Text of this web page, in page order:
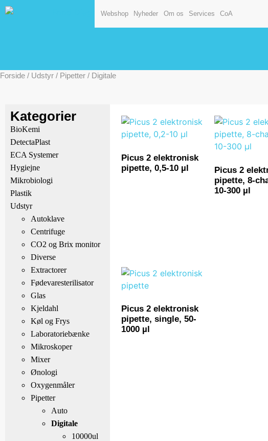
Webshop Nyheder Om os Services CoA
Forside / Udstyr / Pipetter / Digitale
Kategorier
BioKemi
DetectaPlast
ECA Systemer
Hygiejne
Mikrobiologi
Plastik
Udstyr
Autoklave
Centrifuge
CO2 og Brix monitor
Diverse
Extractorer
Fødevaresterilisator
Glas
Kjeldahl
Køl og Frys
Laboratoriebænke
Mikroskoper
Mixer
Ønologi
Oxygenmåler
Pipetter
Auto
Digitale
10000ul
Picus 2 elektronisk
pipette, 0,5-10 µl
Picus 2
pipette, 8-
10-300 µl
Picus 2 elektronisk
pipette, single, 50-
1000 µl